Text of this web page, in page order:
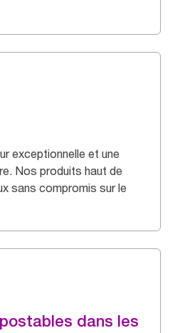
exceptionnelle et une
Nos produits haut de
sans compromis sur le
dans les